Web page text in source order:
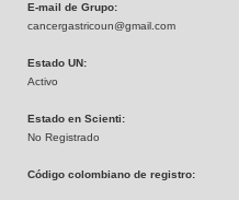
E-mail de Grupo:
cancergastricoun@gmail.com
Estado UN:
Activo
Estado en Scienti:
No Registrado
Código colombiano de registro: